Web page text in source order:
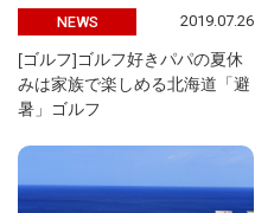
NEWS 2019.07.26
[ゴルフ]ゴルフ好きパパの夏休
みは家族で楽しめる北海道「避
暑」ゴルフ